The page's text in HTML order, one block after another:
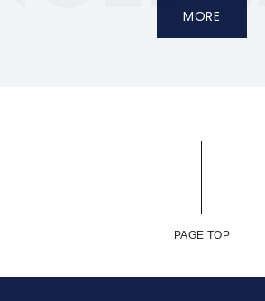
MORE
PAGE TOP